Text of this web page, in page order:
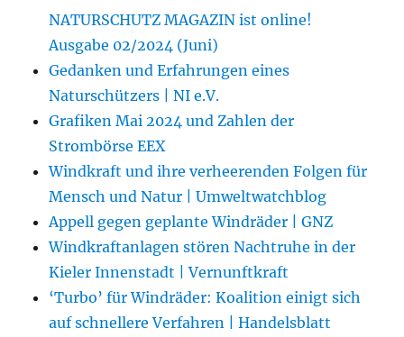
NATURSCHUTZ MAGAZIN ist online!
Ausgabe 02/2024 (Juni)
Gedanken und Erfahrungen eines
Naturschützers | NI e.V.
Grafiken Mai 2024 und Zahlen der
Strombörse EEX
Windkraft und ihre verheerenden Folgen für
Mensch und Natur | Umweltwatchblog
Appell gegen geplante Windräder | GNZ
Windkraftanlagen stören Nachtruhe in der
Kieler Innenstadt | Vernunftkraft
‘Turbo’ für Windräder: Koalition einigt sich
auf schnellere Verfahren | Handelsblatt